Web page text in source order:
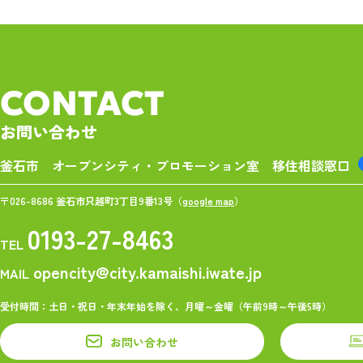
CONTACT
お問い合わせ
釜石市 オープンシティ・プロモーション室 移住相談窓口
〒026-8686 釜石市只越町3丁目9番13号（google map）
TEL 0193-27-8463
MAIL opencity@city.kamaishi.iwate.jp
受付時間：土日・祝日・年末年始を除く、月曜～金曜（午前9時～午後5時）
お問い合わせ